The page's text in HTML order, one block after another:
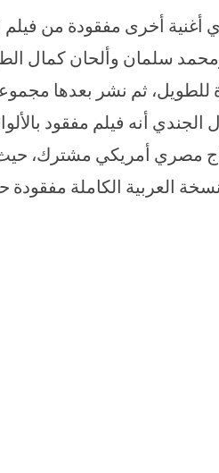
ومحمد سلمان وألحان كمال
للطويل، ثم نشر بعدها
(إنتاج عام 1955)، ويقول الجندي أنه
مصري أمريكي مشترك،
العربية الكاملة مفقودة